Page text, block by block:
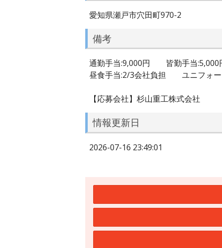
愛知県瀬戸市穴田町970-2
備考
通勤手当:9,000円 皆勤手当:5,000
昼食手当:2/3会社負担 ユニフォ
【応募会社】杉山重工株式会社
情報更新日
2026-07-16 23:49:01